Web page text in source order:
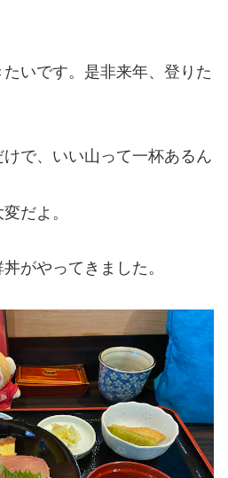
いです。是非来年、登りた
で、いい山って一杯あるん
だよ。
がやってきました。